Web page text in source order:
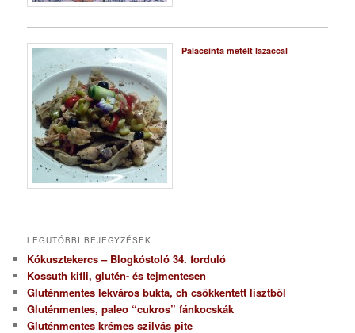
Palacsinta metélt lazaccal
LEGUTÓBBI BEJEGYZÉSEK
Kókusztekercs – Blogkóstoló 34. forduló
Kossuth kifli, glutén- és tejmentesen
Gluténmentes lekváros bukta, ch csökkentett lisztből
Gluténmentes, paleo “cukros” fánkocskák
Gluténmentes krémes szilvás pite